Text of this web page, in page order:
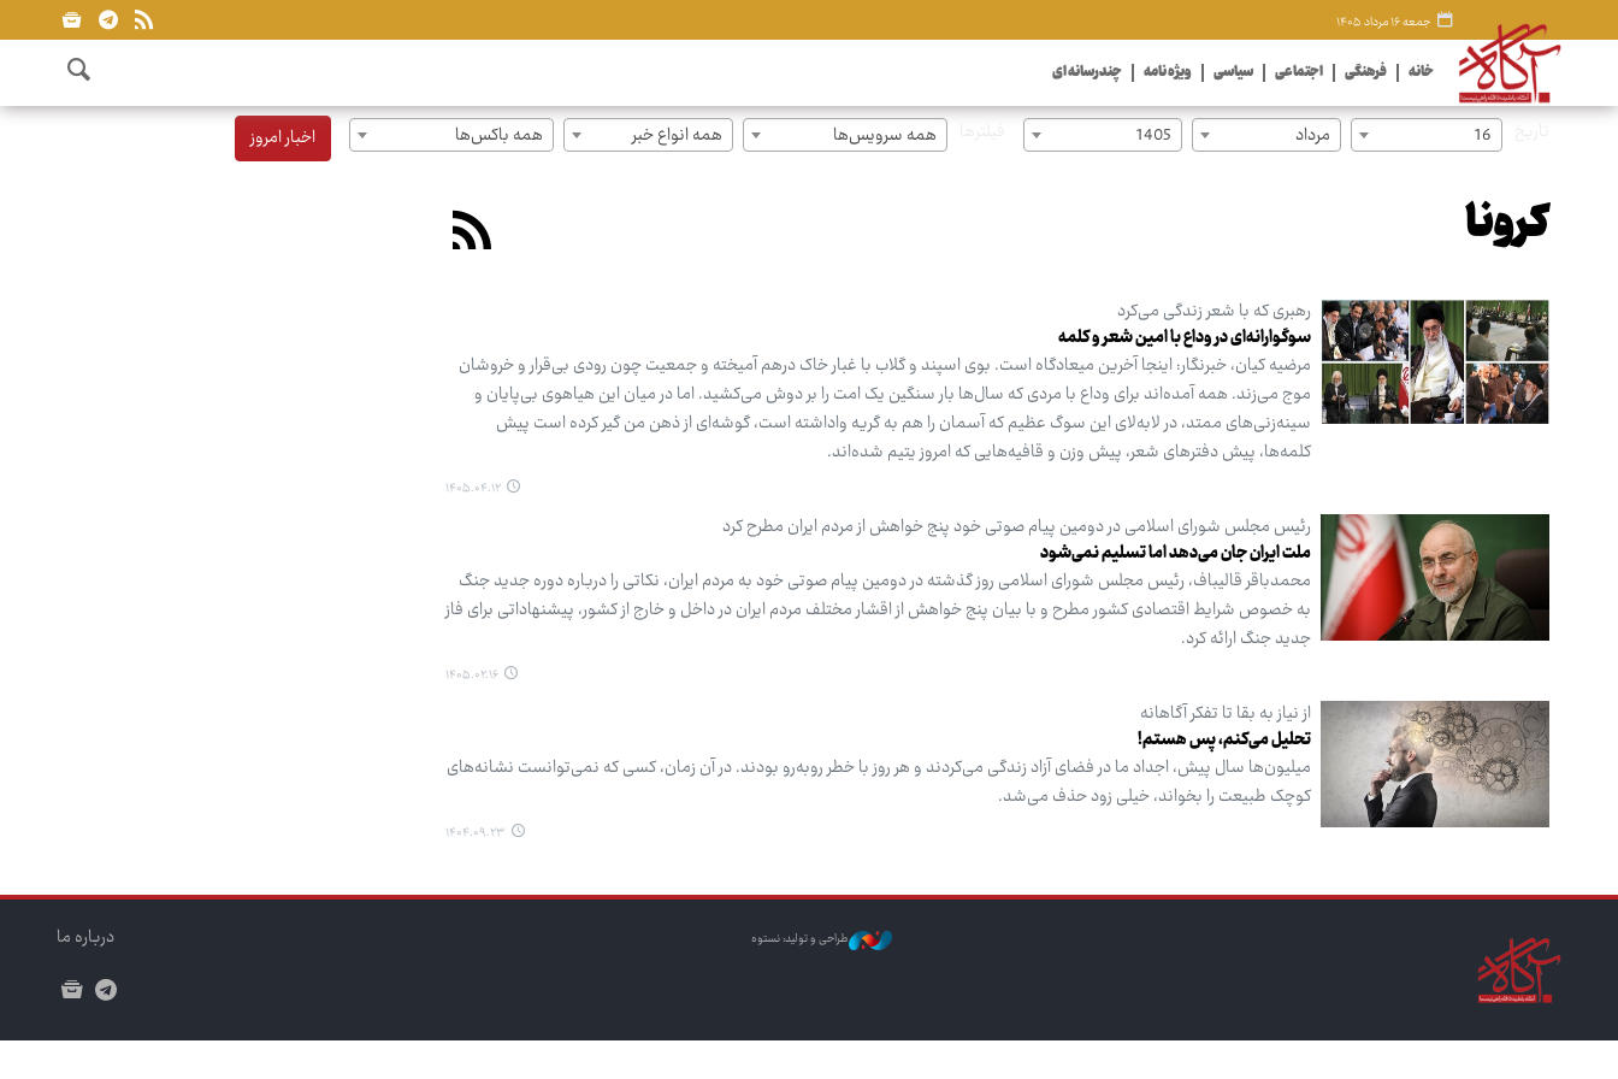
جمعه ۱۶ مرداد ۱۴۰۵
خانه فرهنگی اجتماعی سیاسی ویژه نامه چندرسانه ای
16 مرداد 1405 همه سرویس‌ها همه انواع خبر همه باکس‌ها اخبار امروز
کرونا
رهبری که با شعر زندگی می‌کرد
سوگوارانه‌ای در وداع با امین شعر و کلمه
مرضیه کیان، خبرنگار: اینجا آخرین میعادگاه است. بوی اسپند و گلاب با غبار خاک درهم آمیخته و جمعیت چون رودی بی‌قرار و خروشان
موج می‌زند. همه آمده‌اند برای وداع با مردی که سال‌ها بار سنگین یک امت را بر دوش می‌کشید. اما در میان این هیاهوی بی‌پایان و
سینه‌زنی‌های ممتد، در لابه‌لای این سوگ عظیم که آسمان را هم به گریه واداشته است، گوشه‌ای از ذهن من گیر کرده است پیش
کلمه‌ها، پیش دفترهای شعر، پیش وزن و قافیه‌هایی که امروز یتیم شده‌اند.
۱۴۰۵.۰۴.۱۲
رئیس مجلس شورای اسلامی در دومین پیام صوتی خود پنج خواهش از مردم ایران مطرح کرد
ملت ایران جان می‌دهد اما تسلیم نمی‌شود
محمدباقر قالیباف، رئیس مجلس شورای اسلامی روز گذشته در دومین پیام صوتی خود به مردم ایران، نکاتی را درباره دوره جدید جنگ
به خصوص شرایط اقتصادی کشور مطرح و با بیان پنج خواهش از اقشار مختلف مردم ایران در داخل و خارج از کشور، پیشنهاداتی برای فاز
جدید جنگ ارائه کرد.
۱۴۰۵.۰۲.۱۶
از نیاز به بقا تا تفکر آگاهانه
تحلیل می‌کنم، پس هستم!
میلیون‌ها سال پیش، اجداد ما در فضای آزاد زندگی می‌کردند و هر روز با خطر روبه‌رو بودند. در آن زمان، کسی که نمی‌توانست نشانه‌های
کوچک طبیعت را بخواند، خیلی زود حذف می‌شد.
۱۴۰۴.۰۹.۲۳
طراحی و تولید: نستوه درباره ما